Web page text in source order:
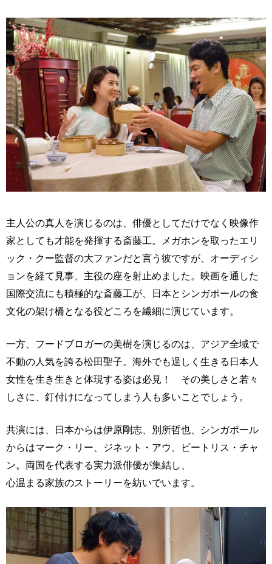
主人公の真人を演じるのは、俳優としてだけでなく映像作
家としても才能を発揮する斎藤工。メガホンを取ったエリ
ック・クー監督の大ファンだと言う彼ですが、オーディシ
ョンを経て見事、主役の座を射止めました。映画を通した
国際交流にも積極的な斎藤工が、日本とシンガポールの食
文化の架け橋となる役どころを繊細に演じています。
一方、フードブロガーの美樹を演じるのは、アジア全域で
不動の人気を誇る松田聖子。海外でも逞しく生きる日本人
女性を生き生きと体現する姿は必見！ その美しさと若々
しさに、釘付けになってしまう人も多いことでしょう。
共演には、日本からは伊原剛志、別所哲也、シンガポール
からはマーク・リー、ジネット・アウ、ビートリス・チャ
ン。両国を代表する実力派俳優が集結し、
心温まる家族のストーリーを紡いでいます。